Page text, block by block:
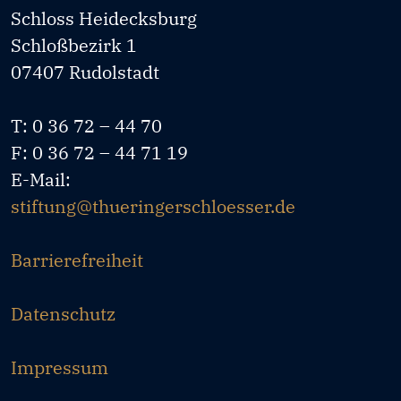
Schloss Heidecksburg
Schloßbezirk 1
07407 Rudolstadt
T: 0 36 72 – 44 70
F: 0 36 72 – 44 71 19
E-Mail:
stiftung@thueringerschloesser.de
Barrierefreiheit
Datenschutz
Impressum